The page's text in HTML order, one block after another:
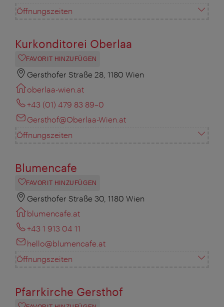
Öffnungszeiten
Kurkonditorei Oberlaa
FAVORIT HINZUFÜGEN
Gersthofer Straße 28, 1180 Wien
oberlaa-wien.at
+43 (01) 479 83 89–0
Gersthof@Oberlaa-Wien.at
Öffnungszeiten
Blumencafe
FAVORIT HINZUFÜGEN
Gersthofer Straße 30, 1180 Wien
blumencafe.at
+43 1 913 04 11
hello@blumencafe.at
Öffnungszeiten
Pfarrkirche Gersthof